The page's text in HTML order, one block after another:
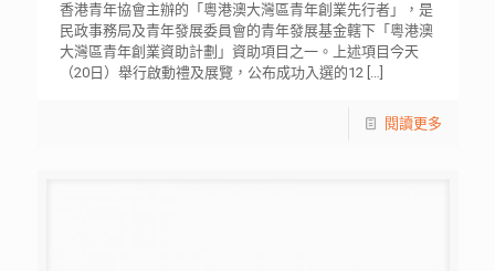
香港青年協會主辦的「粵港澳大灣區青年創業先行者」，是
民政事務局及青年發展委員會的青年發展基金轄下「粵港澳
大灣區青年創業資助計劃」資助項目之一。上述項目今天
（20日）舉行啟動禮及展覽，公布成功入選的12[…]
閱讀更多